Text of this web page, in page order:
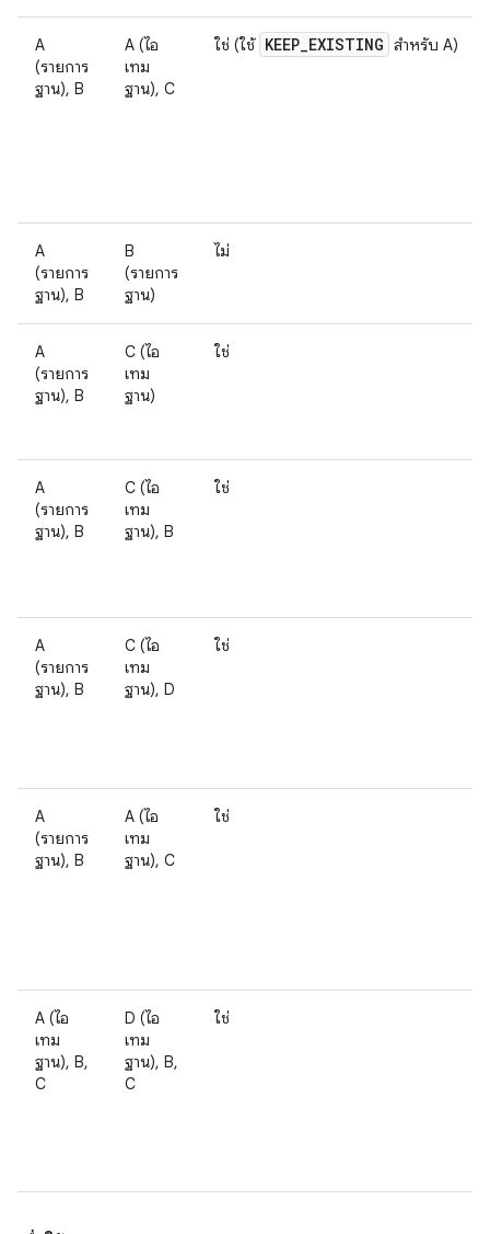
A
(รายการ
ฐาน), B
A (ไอ
เทม
ฐาน), C
ใช่ (ใช้ KEEP_EXISTING สำหรับ A)
A
(รายการ
ฐาน), B
B
(รายการ
ฐาน)
ไม่
A
(รายการ
ฐาน), B
C (ไอ
เทม
ฐาน)
ใช่
A
(รายการ
ฐาน), B
C (ไอ
เทม
ฐาน), B
ใช่
A
(รายการ
ฐาน), B
C (ไอ
เทม
ฐาน), D
ใช่
A
(รายการ
ฐาน), B
A (ไอ
เทม
ฐาน), C
ใช่
A (ไอ
เทม
ฐาน), B,
C
D (ไอ
เทม
ฐาน), B,
C
ใช่